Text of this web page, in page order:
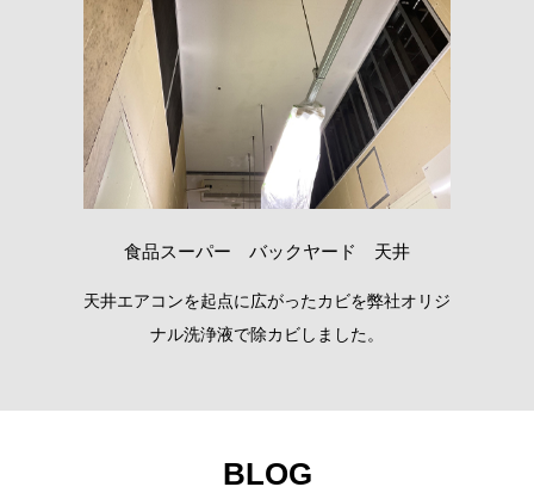
食品スーパー バックヤード 天井
天井エアコンを起点に広がったカビを弊社オリジ
ナル洗浄液で除カビしました。
BLOG